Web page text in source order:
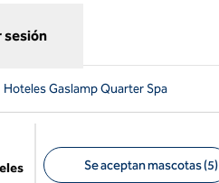
sesión
Hoteles Gaslamp Quarter Spa
Se aceptan mascotas (5)